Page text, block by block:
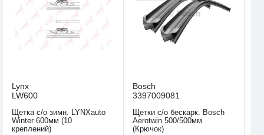
Lynx
LW600
Щетка с/о зимн. LYNXauto
Winter 600мм (10
креплений)
Bosch
3397009081
Щетки с/о бескарк. Bosch
Aerotwin 500/500мм
(Крючок)